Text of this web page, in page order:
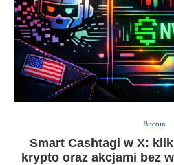
Bitcoin
Smart Cashtagi w X:
krypto oraz akcjami bez